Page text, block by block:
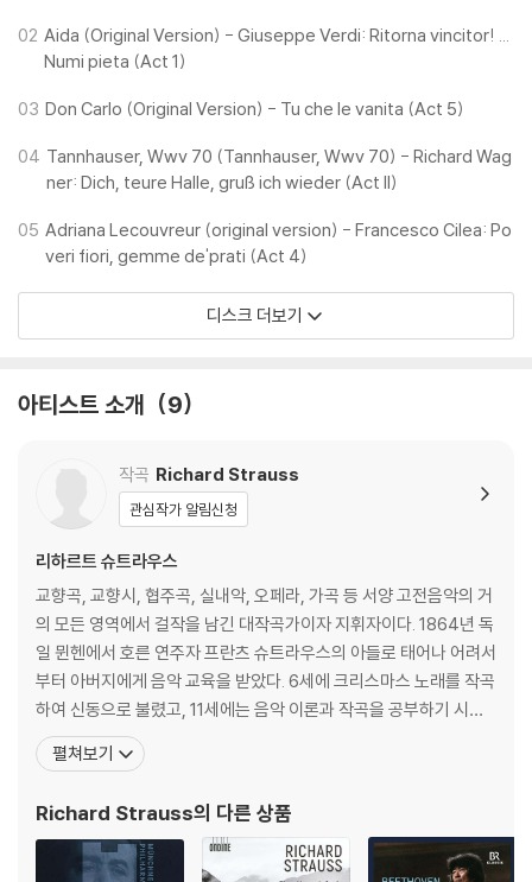
02 Aida (Original Version) - Giuseppe Verdi: Ritorna vincitor! ...
Numi pieta (Act 1)
03 Don Carlo (Original Version) - Tu che le vanita (Act 5)
04 Tannhauser, Wwv 70 (Tannhauser, Wwv 70) - Richard Wag
ner: Dich, teure Halle, gruß ich wieder (Act II)
05 Adriana Lecouvreur (original version) - Francesco Cilea: Po
veri fiori, gemme de'prati (Act 4)
디스크 더보기
아티스트 소개 9
작곡 Richard Strauss
관심작가 알림신청
리하르트 슈트라우스
교향곡, 교향시, 협주곡, 실내악, 오페라, 가곡 등 서양 고전음악의 거
의 모든 영역에서 걸작을 남긴 대작곡가이자 지휘자이다. 1864년 독
일 뮌헨에서 호른 연주자 프란츠 슈트라우스의 아들로 태어나 어려서
부터 아버지에게 음악 교육을 받았다. 6세에 크리스마스 노래를 작곡
하여 신동으로 불렸고, 11세에는 음악 이론과 작곡을 공부하기 시작
했다. 아버지가 바그너에 반하는 입장이었기에 그의 작품을 접하지
못하다가 1874년 처음 만난 바그너 오페라에서 큰 감동을 받는다. 1
지휘자 중 한 사람인 한스 폰 뷜로의 보조 지휘
펼쳐보기
Richard Strauss의 다른 상품